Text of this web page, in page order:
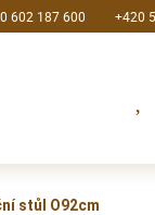
602 187 600 +420
stůl O92cm